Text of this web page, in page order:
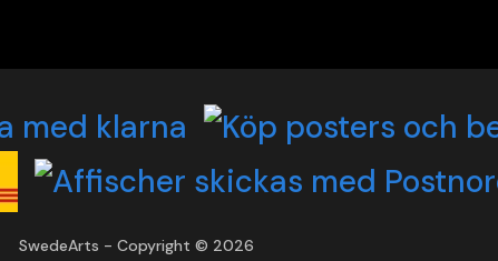
SwedeArts - Copyright © 2026